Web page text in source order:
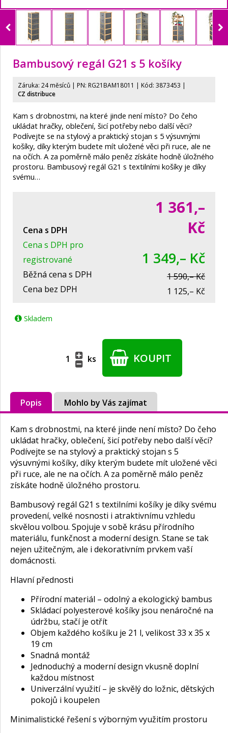
Bambusový regál G21 s 5 košíky
Záruka: 24 měsíců | PN: RG21BAM18011 | Kód: 3873453 |
CZ distribuce
Kam s drobnostmi, na které jinde není místo? Do čeho
ukládat hračky, oblečení, šicí potřeby nebo další věci?
Podívejte se na stylový a praktický stojan s 5 výsuvnými
košíky, díky kterým budete mít uložené věci při ruce, ale ne
na očích. A za poměrně málo peněz získáte hodně úložného
prostoru. Bambusový regál G21 s textilními košíky je díky
svému…
Cena s DPH
1 361,–
Kč
Cena s DPH pro
registrované
1 349,– Kč
Běžná cena s DPH
1 590,– Kč
Cena bez DPH
1 125,– Kč
Skladem
ks KOUPIT
Popis Mohlo by Vás zajímat
Kam s drobnostmi, na které jinde není místo? Do čeho
ukládat hračky, oblečení, šicí potřeby nebo další věci?
Podívejte se na stylový a praktický stojan s 5
výsuvnými košíky, díky kterým budete mít uložené věci
při ruce, ale ne na očích. A za poměrně málo peněz
získáte hodně úložného prostoru.
Bambusový regál G21 s textilními košíky je díky svému
provedení, velké nosnosti i atraktivnímu vzhledu
skvělou volbou. Spojuje v sobě krásu přírodního
materiálu, funkčnost a moderní design. Stane se tak
nejen užitečným, ale i dekorativním prvkem vaší
domácnosti.
Hlavní přednosti
Přírodní materiál – odolný a ekologický bambus
Skládací polyesterové košíky jsou nenáročné na
údržbu, stačí je otřít
Objem každého košíku je 21 l, velikost 33 x 35 x
19 cm
Snadná montáž
Jednoduchý a moderní design vkusně doplní
každou místnost
Univerzální využití – je skvělý do ložnic, dětských
pokojů i koupelen
Minimalistické řešení s výborným využitím prostoru